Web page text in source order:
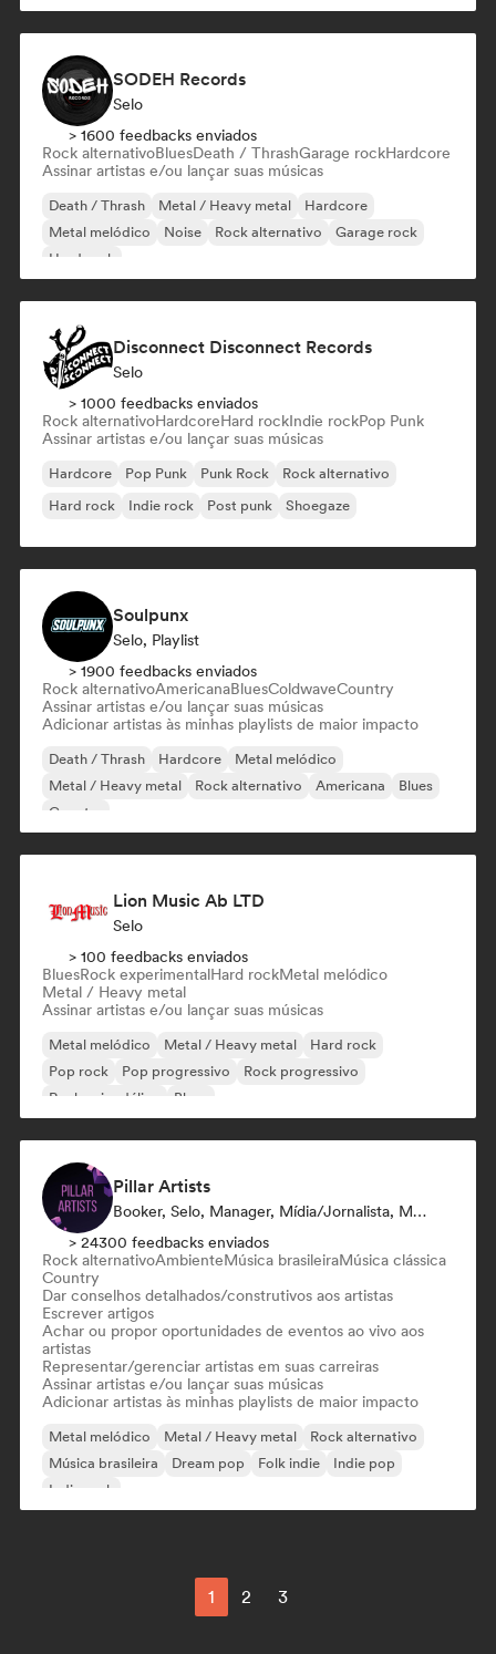
SODEH Records
Selo
> 1600 feedbacks enviados
Rock alternativoBluesDeath / ThrashGarage rockHardcore
Assinar artistas e/ou lançar suas músicas
Death / Thrash Metal / Heavy metal
Hardcore
Metal melódico
Noise Rock alternativo
Garage rock
Hard rock
Disconnect Disconnect Records
Selo
> 1000 feedbacks enviados
Rock alternativoHardcoreHard rockIndie rockPop Punk
Assinar artistas e/ou lançar suas músicas
Hardcore Pop Punk Punk Rock
Rock alternativo
Hard rock
Indie rock Post punk Shoegaze
Soulpunx
Selo, Playlist
> 1900 feedbacks enviados
Rock alternativoAmericanaBluesColdwaveCountry
Assinar artistas e/ou lançar suas músicas
Adicionar artistas às minhas playlists de maior impacto
Death / Thrash Hardcore
Metal melódico
Metal / Heavy metal
Rock alternativo Americana
Blues
Country
Lion Music Ab LTD
Selo
> 100 feedbacks enviados
BluesRock experimentalHard rockMetal melódico
Metal / Heavy metal
Assinar artistas e/ou lançar suas músicas
Metal melódico Metal / Heavy metal
Hard rock
Pop rock
Pop progressivo
Rock progressivo
Rock psicodélico
Blues
Pillar Artists
Booker, Selo, Manager, Mídia/Jornalista, Mentor, Playlist
> 24300 feedbacks enviados
Rock alternativoAmbienteMúsica brasileiraMúsica clássica
Country
Dar conselhos detalhados/construtivos aos artistas
Escrever artigos
Achar ou propor oportunidades de eventos ao vivo aos
artistas
Representar/gerenciar artistas em suas carreiras
Assinar artistas e/ou lançar suas músicas
Adicionar artistas às minhas playlists de maior impacto
Metal melódico Metal / Heavy metal
Rock alternativo
Música brasileira
Dream pop Folk indie
Indie pop
Indie rock
1 2 3